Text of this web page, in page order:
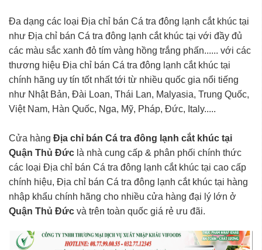
Đa dạng các loại Địa chỉ bán Cá tra đông lạnh cắt khúc tại
như Địa chỉ bán Cá tra đông lạnh cắt khúc tại với đầy đủ
các màu sắc xanh đỏ tím vàng hồng trắng phấn...... với các
thương hiệu Địa chỉ bán Cá tra đông lạnh cắt khúc tại
chính hãng uy tín tốt nhất tới từ nhiều quốc gia nổi tiếng
như Nhật Bản, Đài Loan, Thái Lan, Malyasia, Trung Quốc,
Việt Nam, Hàn Quốc, Nga, Mỹ, Pháp, Đức, Italy.....
Cửa hàng Địa chỉ bán Cá tra đông lạnh cắt khúc tại
Quận Thủ Đức là nhà cung cấp & phân phối chính thức
các loại Địa chỉ bán Cá tra đông lạnh cắt khúc tại cao cấp
chính hiệu, Địa chỉ bán Cá tra đông lạnh cắt khúc tại hàng
nhập khẩu chính hãng cho nhiều cửa hàng đại lý lớn ở
Quận Thủ Đức và trên toàn quốc giá rẻ ưu đãi.